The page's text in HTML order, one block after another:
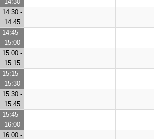
14:30
14:30 -
14:45
14:45 -
15:00
15:00 -
15:15
15:15 -
15:30
15:30 -
15:45
15:45 -
16:00
16:00 -